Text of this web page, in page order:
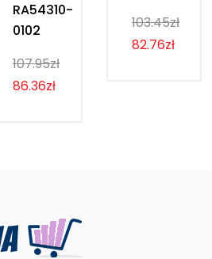
RA54310-
0102
107.95zł
86.36zł
103.45zł
82.76zł